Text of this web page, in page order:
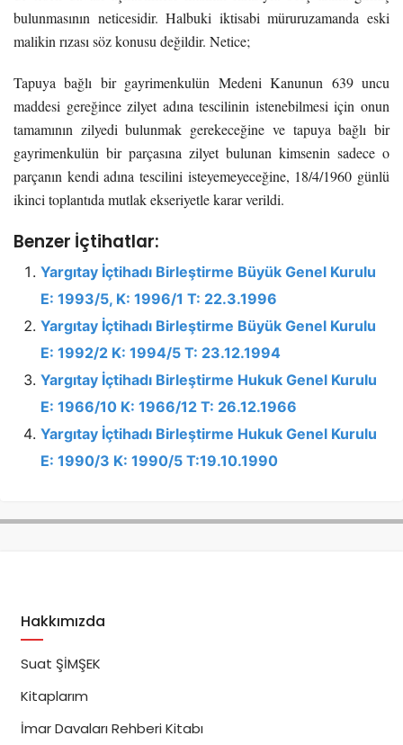
bulunmasının neticesidir. Halbuki iktisabi müruruzamanda eski
malikin rızası söz konusu değildir. Netice;
Tapuya bağlı bir gayrimenkulün Medeni Kanunun 639 uncu
maddesi gereğince zilyet adına tescilinin istenebilmesi için onun
tamamının zilyedi bulunmak gerekeceğine ve tapuya bağlı bir
gayrimenkulün bir parçasına zilyet bulunan kimsenin sadece o
parçanın kendi adına tescilini isteyemeyeceğine, 18/4/1960 günlü
ikinci toplantıda mutlak ekseriyetle karar verildi.
Benzer İçtihatlar:
Yargıtay İçtihadı Birleştirme Büyük Genel Kurulu
E: 1993/5, K: 1996/1 T: 22.3.1996
Yargıtay İçtihadı Birleştirme Büyük Genel Kurulu
E: 1992/2 K: 1994/5 T: 23.12.1994
Yargıtay İçtihadı Birleştirme Hukuk Genel Kurulu
E: 1966/10 K: 1966/12 T: 26.12.1966
Yargıtay İçtihadı Birleştirme Hukuk Genel Kurulu
E: 1990/3 K: 1990/5 T:19.10.1990
Hakkımızda
Suat ŞİMŞEK
Kitaplarım
İmar Davaları Rehberi Kitabı